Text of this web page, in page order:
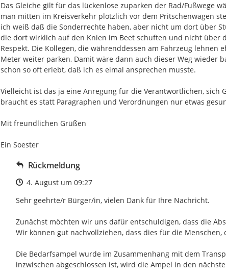
Das Gleiche gilt für das lückenlose zuparken der Rad/Fußwege
man mitten im Kreisverkehr plötzlich vor dem Pritschenwagen
ich weiß daß die Sonderrechte haben, aber nicht um dort über
die dort wirklich auf den Knien im Beet schuften und nicht über
Respekt. Die Kollegen, die währenddessen am Fahrzeug
Meter weiter parken, Damit wäre dann auch dieser Weg wieder
schon so oft erlebt, daß ich es eimal ansprechen musste.
Vielleicht ist das ja eine Anregung für die Verantwortlichen, sich
braucht es statt Paragraphen und Verordnungen nur etwas
Mit freundlichen Grüßen
Ein Soester
Rückmeldung
Zeitpunkt des Erstellens
4. August um 09:27
Sehr geehrte/r Bürger/in, vielen Dank für Ihre Nachricht.
Zunächst möchten wir uns dafür entschuldigen, dass die
Wir können gut nachvollziehen, dass dies für die
Die Bedarfsampel wurde im Zusammenhang mit dem
inzwischen abgeschlossen ist, wird die Ampel in den